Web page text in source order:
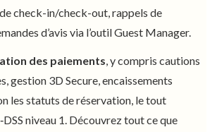
check-in/check-out, rappels de
d’avis via l’outilGuest Manager.
des paiements, y compris cautions
gestion 3D Secure, encaissements
les statuts de réservation, le tout
niveau 1. Découvrez tout ce que